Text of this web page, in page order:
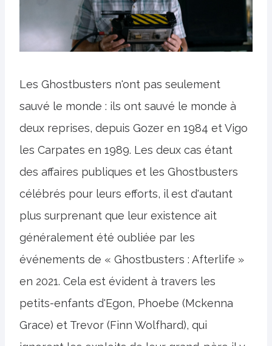
Les Ghostbusters n'ont pas seulement
sauvé le monde : ils ont sauvé le monde à
deux reprises, depuis Gozer en 1984 et Vigo
les Carpates en 1989. Les deux cas étant
des affaires publiques et les Ghostbusters
célébrés pour leurs efforts, il est d'autant
plus surprenant que leur existence ait
généralement été oubliée par les
événements de « Ghostbusters : Afterlife »
en 2021. Cela est évident à travers les
petits-enfants d'Egon, Phoebe (Mckenna
Grace) et Trevor (Finn Wolfhard), qui